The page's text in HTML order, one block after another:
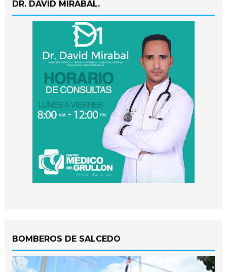
DR. DAVID MIRABAL.
BOMBEROS DE SALCEDO